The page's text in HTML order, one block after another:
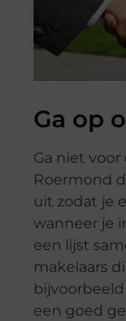
Ga op
Ga niet
Roermond
uit zodat je
wanneer je
een lijst
makelaars
een goed